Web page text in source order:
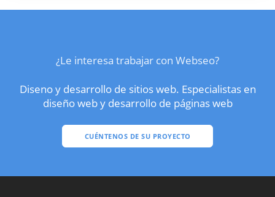
¿Le interesa trabajar con Webseo?
Diseno y desarrollo de sitios web. Especialistas en
diseño web y desarrollo de páginas web
CUÉNTENOS DE SU PROYECTO